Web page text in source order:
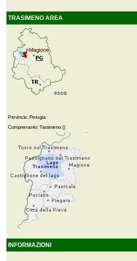
TRASIMENO AREA
Provincia: Perugia
Comprensorio: Trasimeno ()
INFORMAZIONI